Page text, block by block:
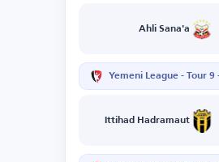
Ahli Sana'a
Yemeni League - Tour 9
Ittihad Hadramaut